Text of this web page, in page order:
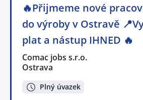
🔥Přijmeme nové
do výroby v Ostravě
plat a nástup IHNED 🔥
Comac jobs s.r.o.
Ostrava
Plný úvazek